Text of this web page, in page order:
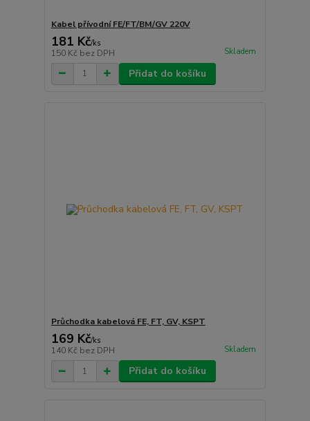
Kabel přívodní FE/FT/BM/GV 220V
181 Kč/ks
150 Kč bez DPH Skladem
Přidat do košíku
Průchodka kabelová FE, FT, GV, KSPT
169 Kč/ks
140 Kč bez DPH Skladem
Přidat do košíku